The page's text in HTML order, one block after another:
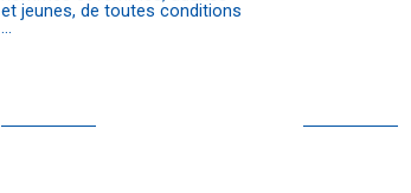
et jeunes, de toutes conditions
...